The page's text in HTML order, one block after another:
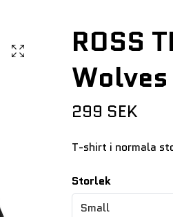
ROSS
299 SEK
T-shirt i normala
Storlek
Small